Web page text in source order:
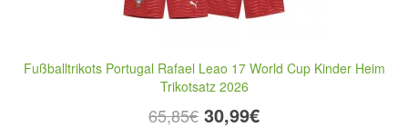
Fußballtrikots Portugal Rafael Leao 17 World Cup Kinder Heim
Trikotsatz 2026
65,85€ 30,99€